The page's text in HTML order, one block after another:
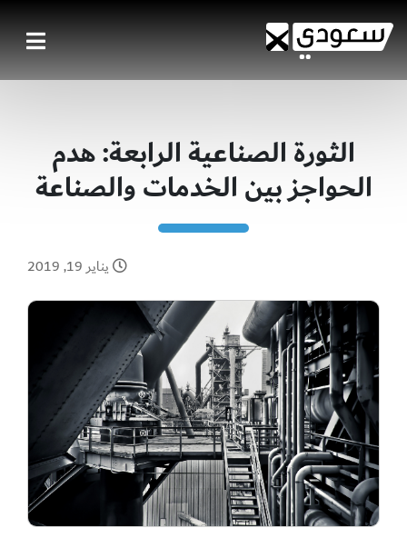
الثورة الصناعية الرابعة: هدم
الحواجز بين الخدمات والصناعة
يناير 19, 2019